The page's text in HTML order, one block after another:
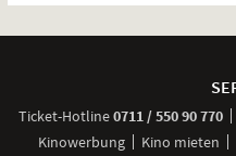
Ticket-Hotline0711 / 550 90 770
Kinowerbung
Kino mieten